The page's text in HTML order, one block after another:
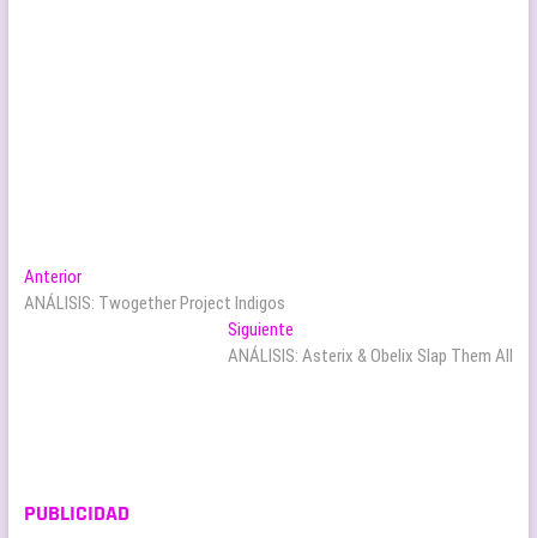
Navegación
de
AnteriorEntrada
anterior:
ANÁLISIS: Twogether Project Indigos
Siguiente
siguiente:
ANÁLISIS: Asterix & Obelix Slap Them All
PUBLICIDAD